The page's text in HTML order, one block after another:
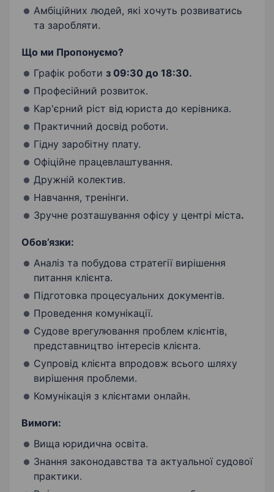
Амбіційних людей, які хочуть розвиватись
та заробляти.
Що ми Пропонуємо?
Графік роботи з 09:30 до 18:30.
Професійний розвиток.
Кар'єрний ріст від юриста до керівника.
Практичний досвід роботи.
Гідну заробітну плату.
Офіційне працевлаштування.
Дружній колектив.
Навчання, тренінги.
Зручне розташування офісу у центрі міста.
Обов’язки:
Аналіз та побудова стратегії вирішення
питання клієнта.
Підготовка процесуальних документів.
Проведення комунікації.
Судове врегулювання проблем клієнтів,
представництво інтересів клієнта.
Супровід клієнта впродовж всього шляху
вирішення проблеми.
Комунікація з клієнтами онлайн.
Вимоги:
Вища юридична освіта.
Знання законодавства та актуальної судової
практики.